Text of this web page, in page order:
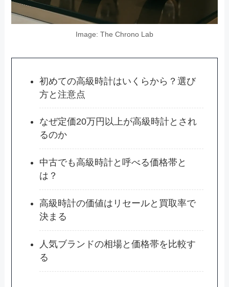
Image: The Chrono Lab
初めての高級時計はいくらから？選び
方と注意点
なぜ定価20万円以上が高級時計とされ
るのか
中古でも高級時計と呼べる価格帯と
は？
高級時計の価値はリセールと買取率で
決まる
人気ブランドの相場と価格帯を比較す
る